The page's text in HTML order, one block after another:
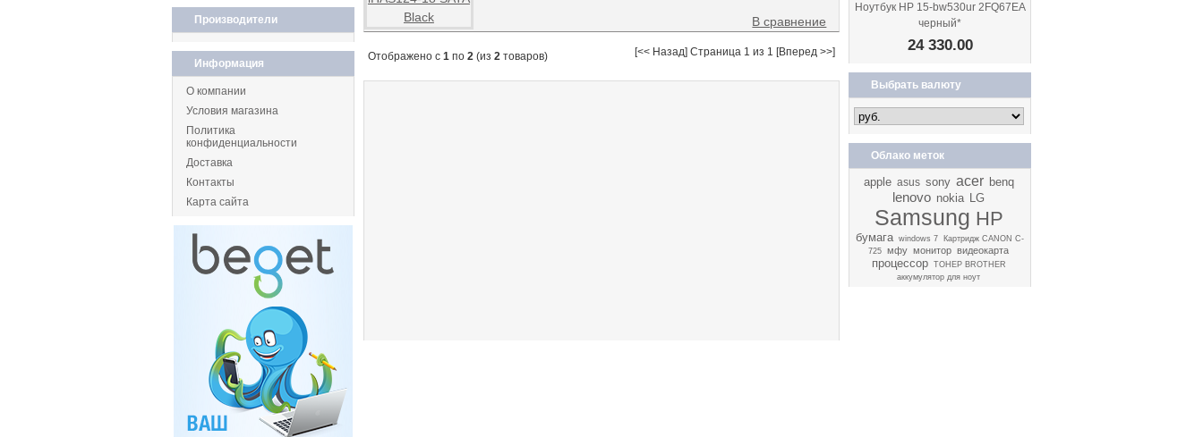
Производители
Информация
О компании
Условия магазина
Политика
конфиденциальности
Доставка
Контакты
Карта сайта
В сравнение
[<< Назад] Страница 1 из 1 [Вперед >>]
Отображено с 1 по 2 (из 2 товаров)
Ноутбук HP 15-bw530ur 2FQ67EA
черный*
24 330.00
Выбрать валюту
Облако меток
apple asus sony acer benq
lenovo nokia LG
Samsung HP
бумага windows 7
Картридж CANON C-
725 мфу монитор видеокарта
процессор
ТОНЕР BROTHER
аккумулятор для ноут